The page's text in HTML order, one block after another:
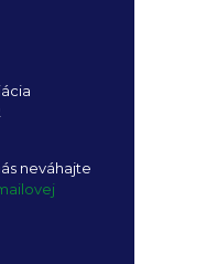
neváhajte